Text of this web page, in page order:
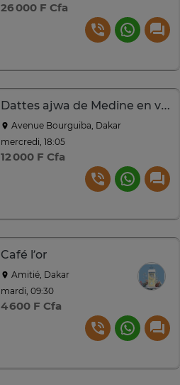
26 000 F Cfa
Dattes ajwa de Medine en vrac
Avenue Bourguiba, Dakar
mercredi, 18:05
12 000 F Cfa
Café l’or
Amitié, Dakar
mardi, 09:30
4 600 F Cfa